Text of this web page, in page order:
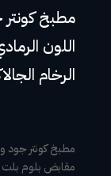
اللون
الرخام
مقابض بلوم بلت